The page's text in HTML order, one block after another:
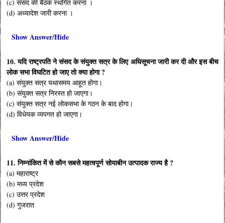
(c) संसद की बैठक स्थगित करना ।
(d) अध्यादेश जारी करना ।
Show Answer/Hide
10. यदि राष्ट्रपति ने संसद के संयुक्त सत्र के लिए अधिसूचना जारी कर दी और इस बीच
लोक सभा विघटित हो जाए तो क्या होगा ?
(a) संयुक्त सत्र यथासमय आहूत होगा।
(b) संयुक्त सत्र निरस्त हो जाएगा।
(c) संयुक्त सत्र नई लोकसभा के गठन के बाद होगा।
(d) विधेयक व्यपगत हो जाएगा।
Show Answer/Hide
11. निम्नांकित में से कौन सबसे महत्वपूर्ण सोयाबीन उत्पादक राज्य है ?
(a) महाराष्ट्र
(b) मध्य प्रदेश
(c) उत्तर प्रदेश
(d) गुजरात